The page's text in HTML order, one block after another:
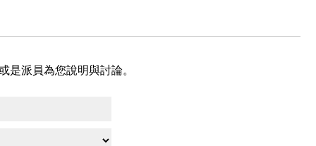
是派員為您說明與討論。